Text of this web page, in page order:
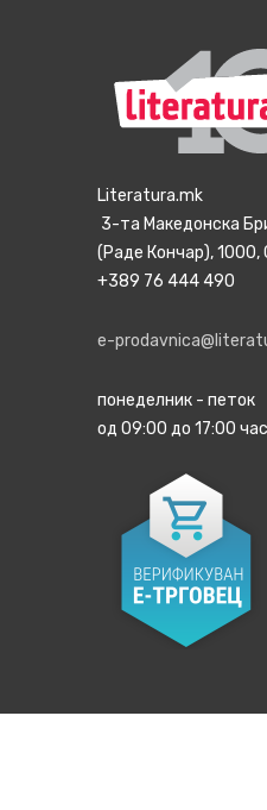
Literatura.mk
3-та Македонска
(Раде Кончар), 1000,
+389 76 444 490
e-
понеделник - петок
од 09:00 до 17:00